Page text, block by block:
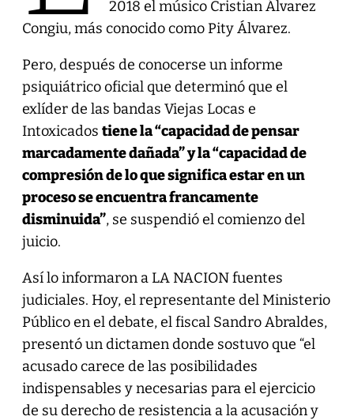
2018 el músico Cristian Álvarez
Congiu, más conocido como Pity Álvarez.
Pero, después de conocerse un informe
psiquiátrico oficial que determinó que el
exlíder de las bandas Viejas Locas e
Intoxicados tiene la “capacidad de pensar
marcadamente dañada” y la “capacidad de
compresión de lo que significa estar en un
proceso se encuentra francamente
disminuida”, se suspendió el comienzo del
juicio.
Así lo informaron a LA NACION fuentes
judiciales. Hoy, el representante del Ministerio
Público en el debate, el fiscal Sandro Abraldes,
presentó un dictamen donde sostuvo que “el
acusado carece de las posibilidades
indispensables y necesarias para el ejercicio
de su derecho de resistencia a la acusación y